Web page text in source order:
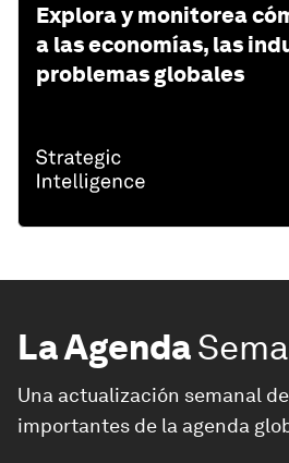
Explora y monitorea
a las economías, las
problemas globales
La Agenda
Una actualización semanal
importantes de la agenda